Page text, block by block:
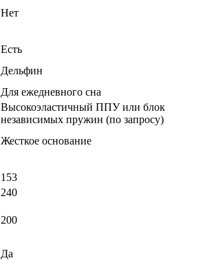
Нет
Есть
Дельфин
Для ежедневного сна
Высокоэластичный ППУ или блок
независимых пружин (по запросу)
Жесткое основание
153
240
200
Да